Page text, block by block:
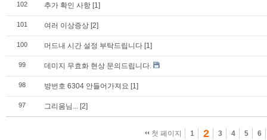
102 추가 확인 사항 [1]
101 여러 이상증상 [2]
100 머드내 시간 설정 부탁드립니다 [1]
99 데미지 무효화 현상 문의드립니다.
98 방번호 6304 안들어가져요 [1]
97 그리움님... [2]
첫 페이지 1 2 3 4 5 6